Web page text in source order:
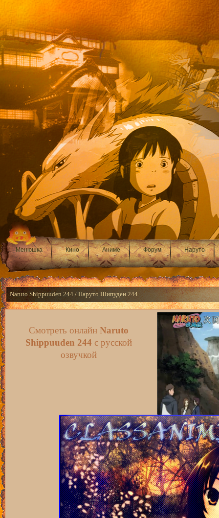
Менюшка Кино Аниме Форум Наруто
Naruto Shippuuden 244 / Наруто Шипуден 244
Смотреть онлайн Naruto
Shippuuden 244 с русской
озвучкой